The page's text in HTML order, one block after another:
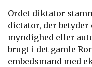
Ordet diktator
dictator, der
myndighed eller
brugt i det gamle
embedsmand med